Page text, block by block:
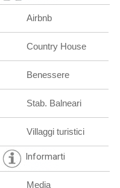
Airbnb
Country House
Benessere
Stab. Balneari
Villaggi turistici
Informarti
Media